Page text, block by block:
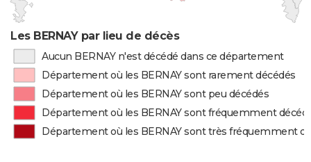
Les BERNAY par lieu de décès
Aucun BERNAY n'est décédé dans ce département
Département où les BERNAY sont rarement décédés
Département où les BERNAY sont peu décédés
Département où les BERNAY sont fréquemment
Département où les BERNAY sont très fréquemment